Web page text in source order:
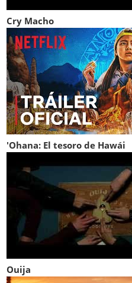
Cry Macho
'Ohana: El tesoro de Hawái
Ouija